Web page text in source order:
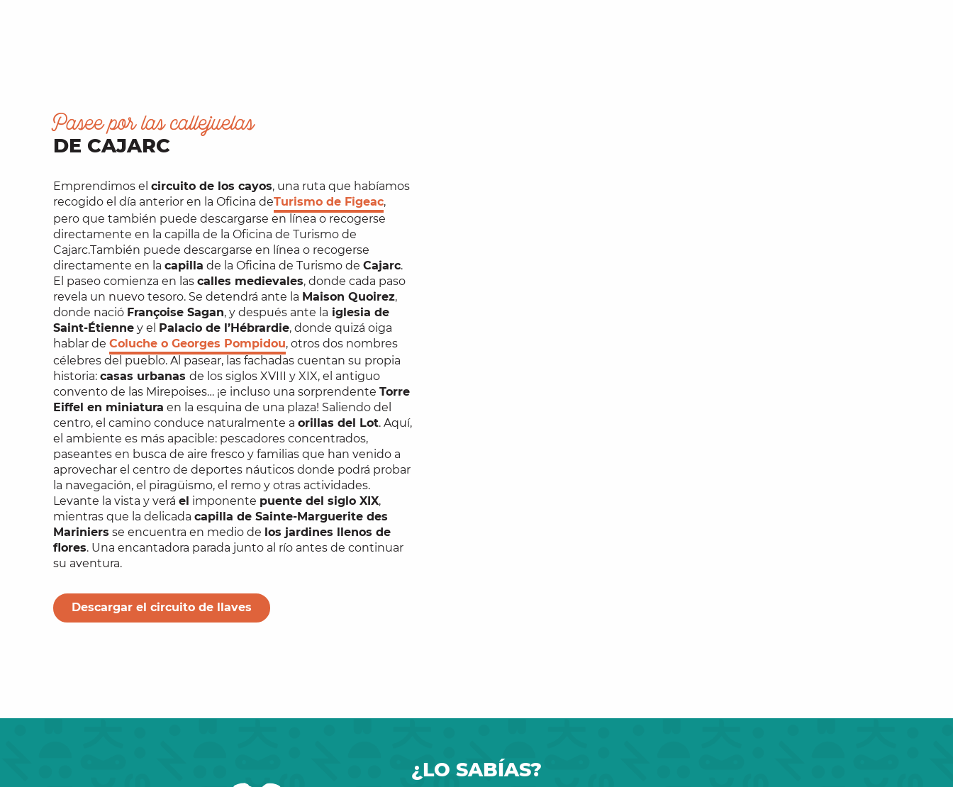
Pasee por las callejuelas
DE CAJARC
Emprendimos el circuito de los cayos, una ruta que habíamos
recogido el día anterior en la Oficina deTurismo de Figeac,
pero que también puede descargarse en línea o recogerse
directamente en la capilla de la Oficina de Turismo de
Cajarc.También puede descargarse en línea o recogerse
directamente en la capilla de la Oficina de Turismo de Cajarc.
El paseo comienza en las calles medievales, donde cada paso
revela un nuevo tesoro. Se detendrá ante la Maison Quoirez,
donde nació Françoise Sagan, y después ante la iglesia de
Saint-Étienne y el Palacio de l’Hébrardie, donde quizá oiga
hablar de Coluche o Georges Pompidou, otros dos nombres
célebres del pueblo. Al pasear, las fachadas cuentan su propia
historia: casas urbanas de los siglos XVIII y XIX, el antiguo
convento de las Mirepoises… ¡e incluso una sorprendente Torre
Eiffel en miniatura en la esquina de una plaza! Saliendo del
centro, el camino conduce naturalmente a orillas del Lot. Aquí,
el ambiente es más apacible: pescadores concentrados,
paseantes en busca de aire fresco y familias que han venido a
aprovechar el centro de deportes náuticos donde podrá probar
la navegación, el piragüismo, el remo y otras actividades.
Levante la vista y verá el imponente puente del siglo XIX,
mientras que la delicada capilla de Sainte-Marguerite des
Mariniers se encuentra en medio de los jardines llenos de
flores. Una encantadora parada junto al río antes de continuar
su aventura.
Descargar el circuito de llaves
¿LO SABÍAS?